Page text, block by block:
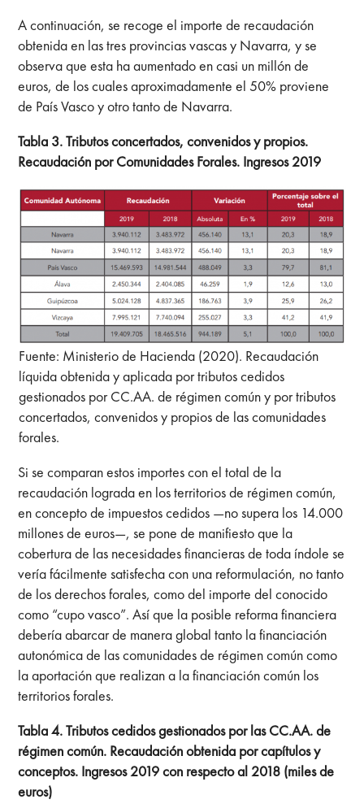
A continuación, se recoge el importe de recaudación
obtenida en las tres provincias vascas y Navarra, y se
observa que esta ha aumentado en casi un millón de
euros, de los cuales aproximadamente el 50% proviene
de País Vasco y otro tanto de Navarra.
Tabla 3. Tributos concertados, convenidos y propios.
Recaudación por Comunidades Forales. Ingresos 2019
Fuente: Ministerio de Hacienda (2020). Recaudación
líquida obtenida y aplicada por tributos cedidos
gestionados por CC.AA. de régimen común y por tributos
concertados, convenidos y propios de las comunidades
forales.
Si se comparan estos importes con el total de la
recaudación lograda en los territorios de régimen común,
en concepto de impuestos cedidos —no supera los 14.000
millones de euros—, se pone de manifiesto que la
cobertura de las necesidades financieras de toda índole se
vería fácilmente satisfecha con una reformulación, no tanto
de los derechos forales, como del importe del conocido
como “cupo vasco”. Así que la posible reforma financiera
debería abarcar de manera global tanto la financiación
autonómica de las comunidades de régimen común como
la aportación que realizan a la financiación común los
territorios forales.
Tabla 4. Tributos cedidos gestionados por las CC.AA. de
régimen común. Recaudación obtenida por capítulos y
conceptos. Ingresos 2019 con respecto al 2018 (miles de
euros)